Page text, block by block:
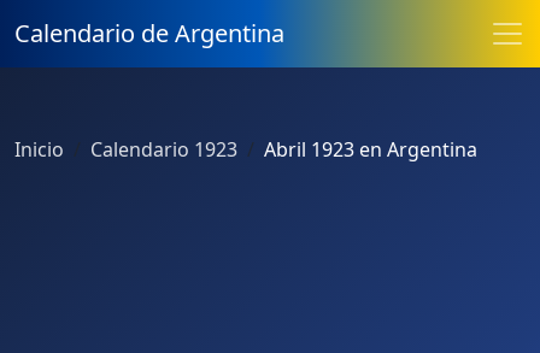
Calendario de Argentina
Inicio Calendario 1923 Abril 1923 en Argentina